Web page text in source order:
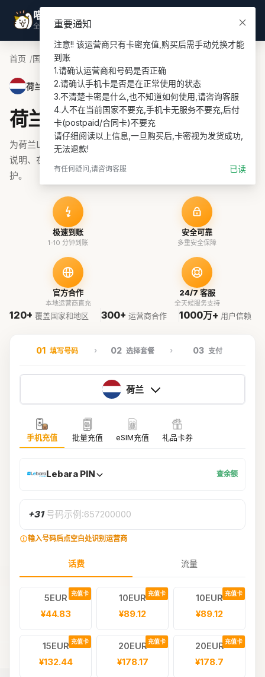
喵喵游全球
全球话费充值专家
首页 国家 荷兰话费充值
荷兰 · Lebara PIN
荷兰Lebara PIN话费充值
为荷兰Lebara PIN号码充值话费、流量或套餐，支持余额查询
说明、在线支付和订单协助，适合 prepaid 续费与海外号码维
护。
极速到账
1-10 分钟到账
安全可靠
多重安全保障
官方合作
本地运营商直充
24/7 客服
全天候服务支持
120+ 覆盖国家和地区 300+ 运营商合作 1000万+ 用户信赖
01 填写号码 02 选择套餐 03 支付
荷兰
手机充值 批量充值 eSIM充值 礼品卡券
Lebara PIN 查余额
+31 号码示例:657200000
输入号码后点空白处识别运营商
话费 流量
充值卡
5EUR
¥44.83
充值卡
10EUR
¥89.12
充值卡
10EUR
¥89.12
充值卡
15EUR
¥132.44
充值卡
20EUR
¥178.17
充值卡
20EUR
¥178.7
重要通知
注意!! 该运营商只有卡密充值,购买后需手动兑换才能
到账
1.请确认运营商和号码是否正确
2.请确认手机卡是否是在正常使用的状态
3.不清楚卡密是什么,也不知道如何使用,请咨询客服
4.人不在当前国家不要充,手机卡无服务不要充,后付
卡(postpaid/合同卡)不要充
请仔细阅读以上信息,一旦购买后,卡密视为发货成功,
无法退款!
有任何疑问,请咨询客服 已读